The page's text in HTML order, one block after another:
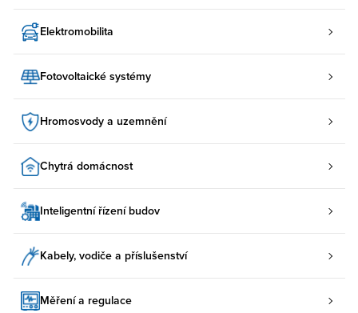
Elektromobilita
Fotovoltaické systémy
Hromosvody a uzemnění
Chytrá domácnost
Inteligentní řízení budov
Kabely, vodiče a příslušenství
Měření a regulace